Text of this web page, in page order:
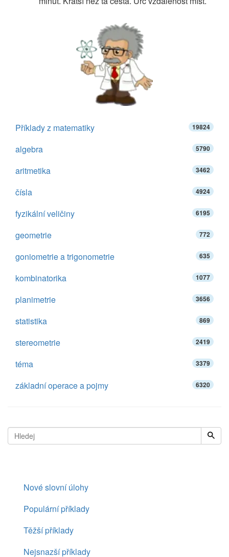
Příklady z matematiky 19824
algebra 5790
aritmetika 3462
čísla 4924
fyzikální veličiny 6195
geometrie 772
goniometrie a trigonometrie 635
kombinatorika 1077
planimetrie 3656
statistika 869
stereometrie 2419
téma 3379
základní operace a pojmy 6320
Nové slovní úlohy
Populární příklady
Těžší příklady
Nejsnazší příklady